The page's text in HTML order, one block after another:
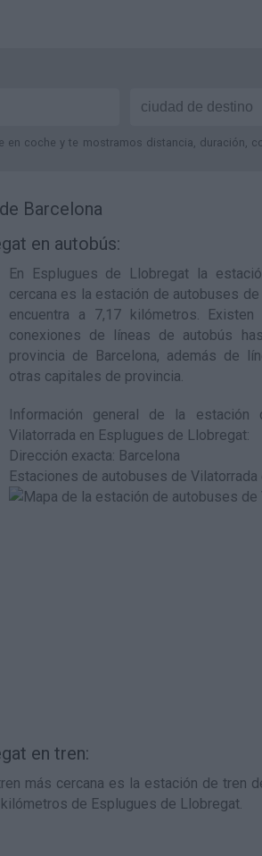
en coche y te mostramos distancia,
Barcelona
en autobús:
En Esplugues de Llobregat la
cercana es la estación de autobuses de
encuentra a 7,17 kilómetros.
conexiones de líneas de autobús
provincia de Barcelona, además de
otras capitales de provincia.
Información general de la estación
Vilatorrada en Esplugues de Llobregat:
Dirección exacta: Barcelona
Estaciones de autobuses de Vilatorrada
en tren:
más cercana es la estación de tren
de Esplugues de Llobregat.